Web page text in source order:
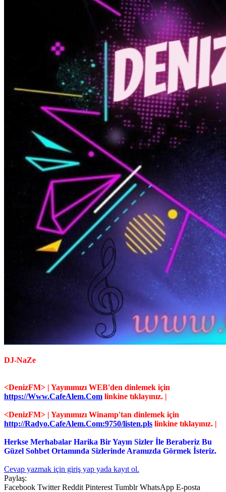
DJ-NaZe
<DenizFM> | Yayınımızı WEB'den dinlemek için
https://Www.CafeAlem.Com linkine tıklayınız. |
<DenizFM> | Yayınımızı Winamp'tan dinlemek için
http://Radyo.CafeAlem.Com:9750/listen.pls linkine tıklayınız. |
Herkse Merhabalar Harika Bir Yayın Sizler İle Beraberiz Bu
Güzel Sohbet Ortamında Sizlerinde Aramızda Görmek İsteriz.
Cevap yazmak için giriş yap yada kayıt ol.
Paylaş:
Facebook Twitter Reddit Pinterest Tumblr WhatsApp E-posta